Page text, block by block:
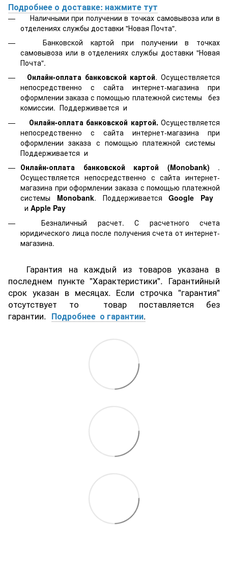
Подробнее о доставке: нажмите тут
Наличными при получении в точках самовывоза или в
отделениях службы доставки "Новая Почта".
Банковской картой при получении в точках
самовывоза или в отделениях службы доставки "Новая
Почта".
Онлайн-оплата банковской картой. Осуществляется
непосредственно с сайта интернет-магазина при
оформлении заказа с помощью платежной системы
без
комиссии. Поддерживается и
Онлайн-оплата банковской картой. Осуществляется
непосредственно с сайта интернет-магазина при
оформлении заказа с помощью платежной системы
Поддерживается и
Онлайн-оплата банковской картой
(Monobank) .
Осуществляется непосредственно с сайта интернет-
магазина при оформлении заказа с помощью платежной
системы Monobank. ПоддерживаетсяGoogle Pay
и Apple Pay
Безналичный расчет. С расчетного счета
юридического лица после получения счета от интернет-
магазина.
Гарантия на каждый из товаров указана в
последнем пункте "Характеристики". Гарантийный
срок указан в месяцах. Если строчка "гарантия"
отсутствует то товар поставляется без
гарантии. Подробнее о гарантии.